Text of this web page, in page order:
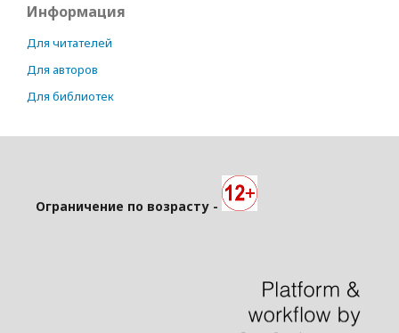
Информация
Для читателей
Для авторов
Для библиотек
Ограничение по возрасту -